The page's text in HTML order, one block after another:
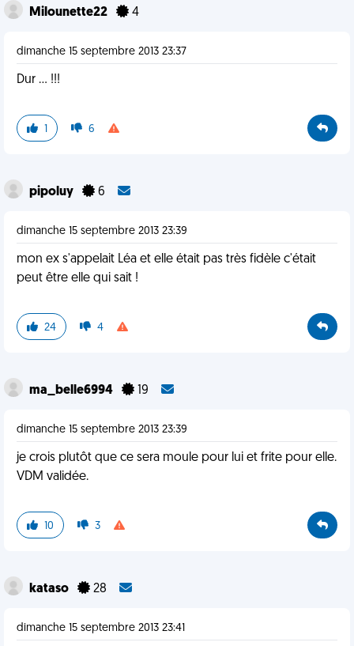
Milounette22 4
dimanche 15 septembre 2013 23:37
Dur ... !!!
1 6
pipoluy 6
dimanche 15 septembre 2013 23:39
mon ex s'appelait Léa et elle était pas très fidèle c'était
peut être elle qui sait !
24 4
ma_belle6994 19
dimanche 15 septembre 2013 23:39
je crois plutôt que ce sera moule pour lui et frite pour elle.
VDM validée.
10 3
kataso 28
dimanche 15 septembre 2013 23:41